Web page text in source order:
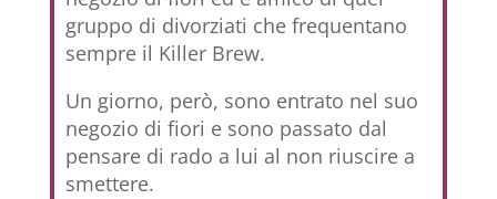
gruppo di divorziati che frequentano
sempre il Killer Brew.
Un giorno, però, sono entrato nel suo
negozio di fiori e sono passato dal
pensare di rado a lui al non riuscire a
smettere.